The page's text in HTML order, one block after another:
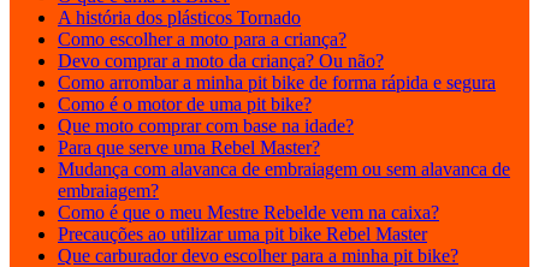
A história dos plásticos Tornado
Como escolher a moto para a criança?
Devo comprar a moto da criança? Ou não?
Como arrombar a minha pit bike de forma rápida e segura
Como é o motor de uma pit bike?
Que moto comprar com base na idade?
Para que serve uma Rebel Master?
Mudança com alavanca de embraiagem ou sem alavanca de
embraiagem?
Como é que o meu Mestre Rebelde vem na caixa?
Precauções ao utilizar uma pit bike Rebel Master
Que carburador devo escolher para a minha pit bike?